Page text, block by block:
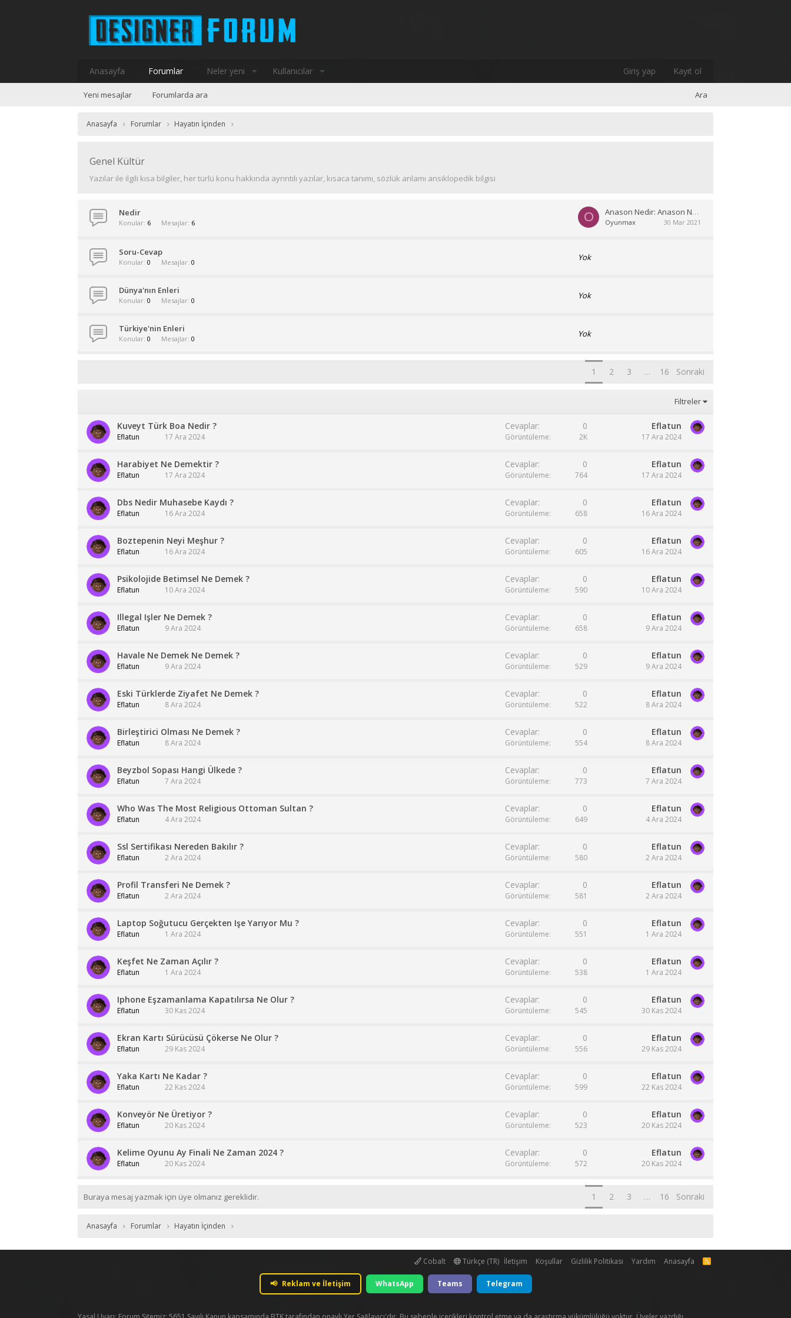
Anasayfa Forumlar Neler yeni Kullanıcılar Giriş yap Kayıt ol
Yeni mesajlar Forumlarda ara Ara
Anasayfa Forumlar Hayatın İçinden
Genel Kültür
Yazılar ile ilgili kısa bilgiler, her türlü konu hakkında ayrıntılı yazılar, kısaca tanımı, sözlük anlamı ansiklopedik bilgisi
Nedir
Konular 6 Mesajlar 6 O Anason Nedir: Anason Neye İyi Gelir
Oyunmax 30 Mar 2021
Soru-Cevap
Konular 0 Mesajlar 0 Yok
Dünya'nın Enleri
Konular 0 Mesajlar 0 Yok
Türkiye'nin Enleri
Konular 0 Mesajlar 0 Yok
1 2 3 … 16 Sonraki
Filtreler
Kuveyt Türk Boa Nedir ?
Eflatun 17 Ara 2024
Cevaplar 0
Görüntüleme 2K
Eflatun
17 Ara 2024
Harabiyet Ne Demektir ?
Eflatun 17 Ara 2024
Cevaplar 0
Görüntüleme 764
Eflatun
17 Ara 2024
Dbs Nedir Muhasebe Kaydı ?
Eflatun 16 Ara 2024
Cevaplar 0
Görüntüleme 658
Eflatun
16 Ara 2024
Boztepenin Neyi Meşhur ?
Eflatun 16 Ara 2024
Cevaplar 0
Görüntüleme 605
Eflatun
16 Ara 2024
Psikolojide Betimsel Ne Demek ?
Eflatun 10 Ara 2024
Cevaplar 0
Görüntüleme 590
Eflatun
10 Ara 2024
Illegal Işler Ne Demek ?
Eflatun 9 Ara 2024
Cevaplar 0
Görüntüleme 658
Eflatun
9 Ara 2024
Havale Ne Demek Ne Demek ?
Eflatun 9 Ara 2024
Cevaplar 0
Görüntüleme 529
Eflatun
9 Ara 2024
Eski Türklerde Ziyafet Ne Demek ?
Eflatun 8 Ara 2024
Cevaplar 0
Görüntüleme 522
Eflatun
8 Ara 2024
Birleştirici Olması Ne Demek ?
Eflatun 8 Ara 2024
Cevaplar 0
Görüntüleme 554
Eflatun
8 Ara 2024
Beyzbol Sopası Hangi Ülkede ?
Eflatun 7 Ara 2024
Cevaplar 0
Görüntüleme 773
Eflatun
7 Ara 2024
Who Was The Most Religious Ottoman Sultan ?
Eflatun 4 Ara 2024
Cevaplar 0
Görüntüleme 649
Eflatun
4 Ara 2024
Ssl Sertifikası Nereden Bakılır ?
Eflatun 2 Ara 2024
Cevaplar 0
Görüntüleme 580
Eflatun
2 Ara 2024
Profil Transferi Ne Demek ?
Eflatun 2 Ara 2024
Cevaplar 0
Görüntüleme 581
Eflatun
2 Ara 2024
Laptop Soğutucu Gerçekten Işe Yarıyor Mu ?
Eflatun 1 Ara 2024
Cevaplar 0
Görüntüleme 551
Eflatun
1 Ara 2024
Keşfet Ne Zaman Açılır ?
Eflatun 1 Ara 2024
Cevaplar 0
Görüntüleme 538
Eflatun
1 Ara 2024
Iphone Eşzamanlama Kapatılırsa Ne Olur ?
Eflatun 30 Kas 2024
Cevaplar 0
Görüntüleme 545
Eflatun
30 Kas 2024
Ekran Kartı Sürücüsü Çökerse Ne Olur ?
Eflatun 29 Kas 2024
Cevaplar 0
Görüntüleme 556
Eflatun
29 Kas 2024
Yaka Kartı Ne Kadar ?
Eflatun 22 Kas 2024
Cevaplar 0
Görüntüleme 599
Eflatun
22 Kas 2024
Konveyör Ne Üretiyor ?
Eflatun 20 Kas 2024
Cevaplar 0
Görüntüleme 523
Eflatun
20 Kas 2024
Kelime Oyunu Ay Finali Ne Zaman 2024 ?
Eflatun 20 Kas 2024
Cevaplar 0
Görüntüleme 572
Eflatun
20 Kas 2024
1 2 3 … 16 Sonraki
Buraya mesaj yazmak için üye olmanız gereklidir.
Anasayfa Forumlar Hayatın İçinden
Cobalt Türkçe (TR) İletişim Koşullar Gizlilik Politikası Yardım Anasayfa
R
📢 Reklam ve İletişim WhatsApp Teams Telegram